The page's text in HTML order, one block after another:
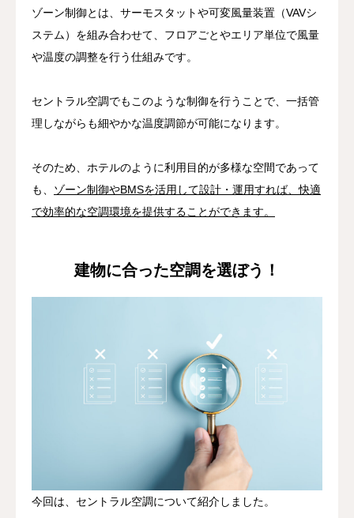
ゾーン制御とは、サーモスタットや可変風量装置（VAVシ
ステム）を組み合わせて、フロアごとやエリア単位で風量
や温度の調整を行う仕組みです。
セントラル空調でもこのような制御を行うことで、一括管
理しながらも細やかな温度調節が可能になります。
そのため、ホテルのように利用目的が多様な空間であって
も、 ゾーン制御やBMSを活用して設計・運用すれば、快適
で効率的な空調環境を提供することができます。
建物に合った空調を選ぼう！
今回は、セントラル空調について紹介しました。